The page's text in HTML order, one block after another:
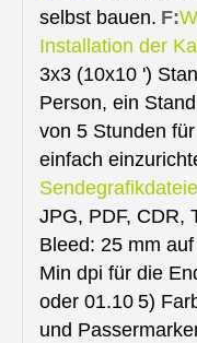
selbst bauen. F:
Installation der
3x3 (10x10 ')
Person, ein
von 5 Stunden
einfach
JPG, PDF, CDR,
Bleed: 25 mm
Min dpi für die
oder 01.10 5)
und